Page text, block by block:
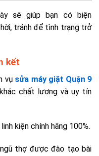
sẽ giúp bạn có biện
tránh để tình trạng trở
kết
vụsửa máy giặt Quận 9
chất lượng và uy tín
kiện chính hãng 100%.
thợ được đào tạo bài